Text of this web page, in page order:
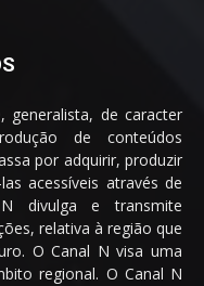
generalista, de caracter
de conteúdos
por adquirir, produzir
acessíveis através de
divulga e transmite
relativa à região que
O Canal N visa uma
regional. O Canal N